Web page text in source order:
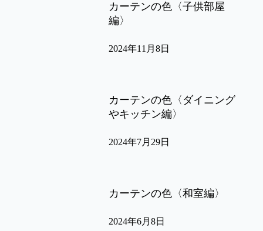
カーテンの色〈子供部屋
編〉
2024年11月8日
カーテンの色〈ダイニング
やキッチン編〉
2024年7月29日
カーテンの色〈和室編〉
2024年6月8日